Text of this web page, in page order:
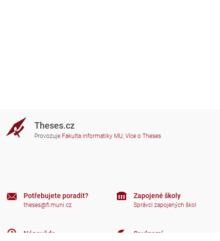
Theses.cz
Provozuje Fakulta informatiky MU, Více o Theses
Potřebujete poradit?
theses@fi.muni.cz
Nápověda
Zapojené školy
Správci zapojených škol
Soukromí